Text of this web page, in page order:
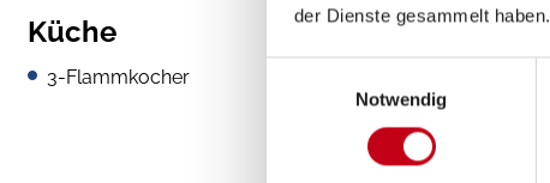
der Dienste gesammelt haben.
Notwendig
Küche
3-Flammkocher